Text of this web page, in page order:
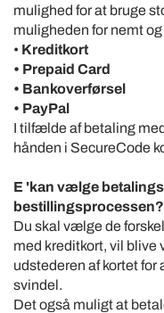
mulighed for at bruge
muligheden for nemt
• Kreditkort
• Prepaid Card
• Bankoverførsel
• PayPal
I tilfælde af betaling
hånden i SecureCode
E 'kan vælge
bestillingsprocessen?
Du skal vælge de
med kreditkort, vil blive
​​udstederen af ​​kortet for
svindel.
Det også muligt at